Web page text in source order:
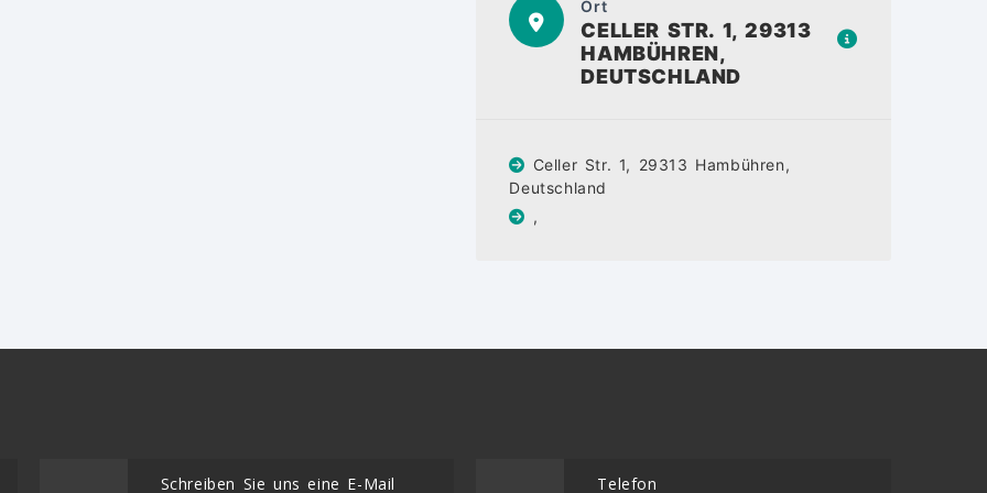
Ort
CELLER STR. 1, 29313
HAMBÜHREN,
DEUTSCHLAND
Celler Str. 1, 29313 Hambühren,
Deutschland
,
Schreiben Sie uns eine E-Mail Telefon